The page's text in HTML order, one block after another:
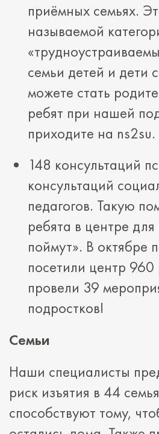
приёмных семьях.
называемой
семьи детей и дети
можете стать
ребят при нашей
приходите на ns2su.
148 консультаций
консультаций
педагогов. Такую
ребята в центре для
поймут». В октябре
посетили центр
провели 39
подростков!
Семьи
Наши специалисты
риск изъятия в 44
способствуют тому,